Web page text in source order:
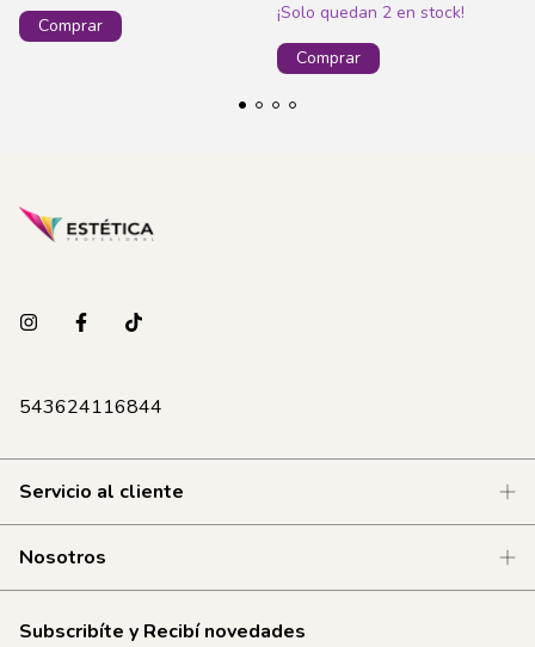
¡Solo quedan 2 en stock!
543624116844
Servicio al cliente
Nosotros
Subscribíte y Recibí novedades